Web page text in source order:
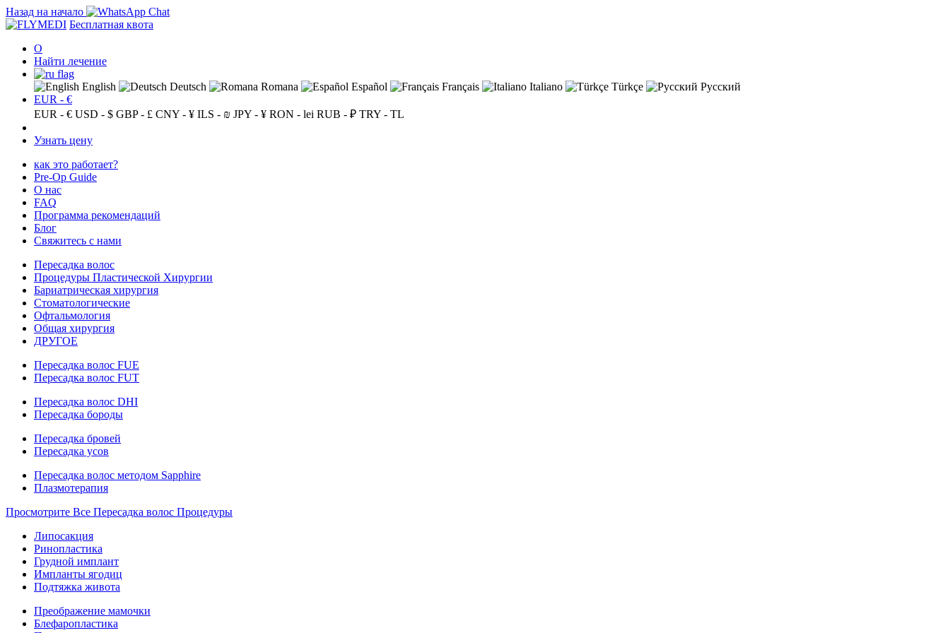
Назад на начало
Бесплатная квота
О
Найти лечение
English Deutsch Romana Español Français Italiano Türkçe
Русский
EUR - €
EUR - € USD - $ GBP - £ CNY - ¥ ILS - ₪ JPY - ¥ RON - lei RUB - ₽ TRY - TL
Узнать цену
как это работает?
Pre-Op Guide
О нас
FAQ
Программа рекомендаций
Блог
Свяжитесь с нами
Пересадка волос
Процедуры Пластической Хирургии
Бариатрическая хирургия
Стоматологические
Офтальмология
Общая хирургия
ДРУГОЕ
Пересадка волос FUE
Пересадка волос FUT
Пересадка волос DHI
Пересадка бороды
Пересадка бровей
Пересадка усов
Пересадка волос методом Sapphire
Плазмотерапия
Просмотрите Все Пересадка волос Процедуры
Липосакция
Ринопластика
Грудной имплант
Импланты ягодиц
Подтяжка живота
Преображение мамочки
Блефаропластика